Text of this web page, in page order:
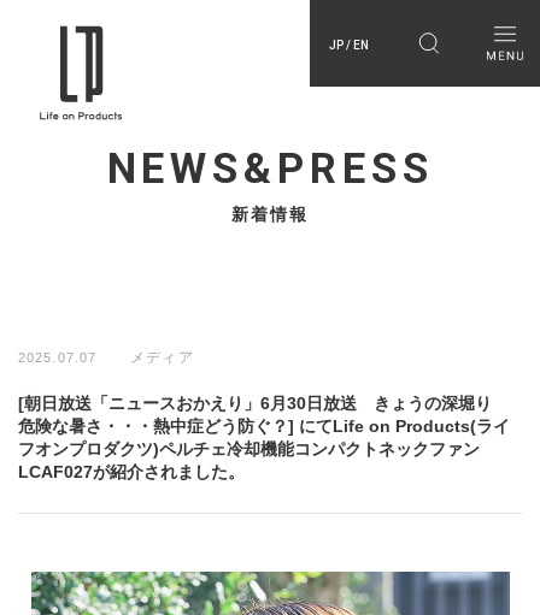
JP / EN
NEWS&PRESS
新着情報
2025.07.07 メディア
[朝日放送「ニュースおかえり」6月30日放送 きょうの深堀り
危険な暑さ・・・熱中症どう防ぐ？] にてLife on Products(ライ
フオンプロダクツ)ペルチェ冷却機能コンパクトネックファン
LCAF027が紹介されました。